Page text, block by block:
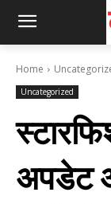
Home
Uncategorized
अपडेट